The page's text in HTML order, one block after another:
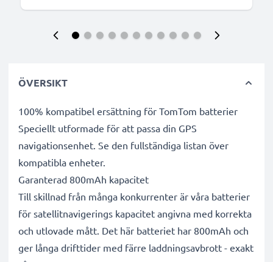
ÖVERSIKT
100% kompatibel ersättning för TomTom batterier
Speciellt utformade för att passa din GPS
navigationsenhet. Se den fullständiga listan över
kompatibla enheter.
Garanterad 800mAh kapacitet
Till skillnad från många konkurrenter är våra batterier
för satellitnavigerings kapacitet angivna med korrekta
och utlovade mått. Det här batteriet har 800mAh och
ger långa drifttider med färre laddningsavbrott - exakt